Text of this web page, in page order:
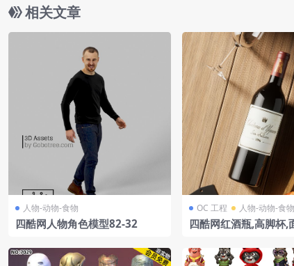
相关文章
人物-动物-食物
四酷网人物角色模型82-32
OC 工程 人物-动物-食物
四酷网红酒瓶,高脚杯,